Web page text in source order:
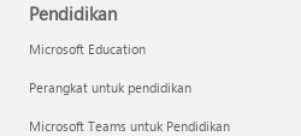
Pendidikan
Microsoft Education
Perangkat untuk pendidikan
Microsoft Teams untuk Pendidikan